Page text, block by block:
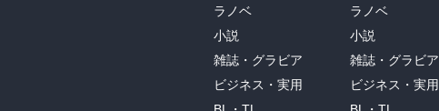
ラノベ
小説
雑誌・グラビア
ビジネス・実用
ラノベ
小説
雑誌・グラビア
ビジネス・実用